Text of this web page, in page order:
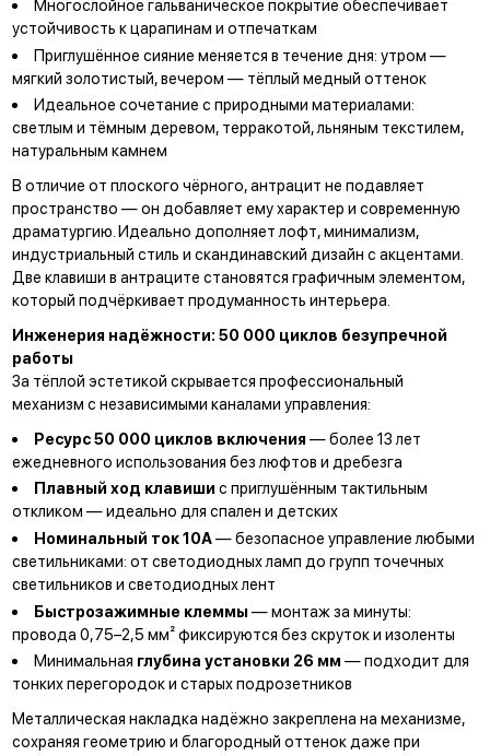
Многослойное гальваническое покрытие обеспечивает
устойчивость к царапинам и отпечаткам
Приглушённое сияние меняется в течение дня: утром —
мягкий золотистый, вечером — тёплый медный оттенок
Идеальное сочетание с природными материалами:
светлым и тёмным деревом, терракотой, льняным текстилем,
натуральным камнем
В отличие от плоского чёрного, антрацит не подавляет
пространство — он добавляет ему характер и современную
драматургию. Идеально дополняет лофт, минимализм,
индустриальный стиль и скандинавский дизайн с акцентами.
Две клавиши в антраците становятся графичным элементом,
который подчёркивает продуманность интерьера.
Инженерия надёжности: 50 000 циклов безупречной
работы
За тёплой эстетикой скрывается профессиональный
механизм с независимыми каналами управления:
Ресурс 50 000 циклов включения— более 13 лет
ежедневного использования без люфтов и дребезга
Плавный ход клавиши с приглушённым тактильным
откликом — идеально для спален и детских
Номинальный ток 10А— безопасное управление любыми
светильниками: от светодиодных ламп до групп точечных
светильников и светодиодных лент
Быстрозажимные клеммы — монтаж за минуты:
провода 0,75–2,5 мм² фиксируются без скруток и изоленты
Минимальная глубина установки 26 мм — подходит для
тонких перегородок и старых подрозетников
Металлическая накладка надёжно закреплена на механизме,
сохраняя геометрию и благородный оттенок даже при